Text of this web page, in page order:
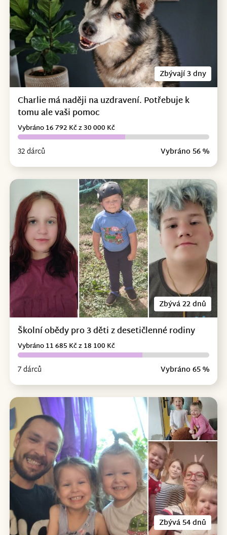
Zbývají 3 dny
Charlie má naději na uzdravení. Potřebuje k
tomu ale vaši pomoc
32 dárců Vybráno 56 %
Vybráno 16 792 Kč z 30 000 Kč
Zbývá 22 dnů
Školní obědy pro 3 děti z desetičlenné rodiny
7 dárců Vybráno 65 %
Vybráno 11 685 Kč z 18 100 Kč
Zbývá 54 dnů